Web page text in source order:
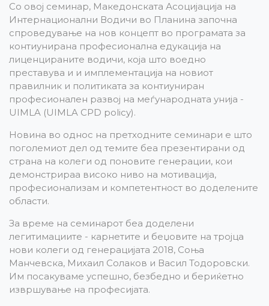
Со овој семинар, Македонската Асоцијација на
Интернационални Водичи во Планина започна
спроведување на нов концепт во програмата за
контиунирана професионална едукација на
лиценцираните водичи, која што воедно
преставува и и имплементација на новиот
правилник и политиката за контиуниран
професионален развој на меѓународната унија -
UIMLA (UIMLA CPD policy).
Новина во однос на претходните семинари е што
поголемиот дел од темите беа презентирани од
страна на колеги од поновите генерации, кои
демонстрираа високо ниво на мотивација,
професионализам и компетентност во доделените
области.
За време на семинарот беа доделени
легитимациите - карнетите и беџовите на тројца
нови колеги од генерацијата 2018, Соња
Манчевска, Михаил Солаков и Васил Тодоровски.
Им посакуваме успешно, безбедно и бериќетно
извршување на професијата.